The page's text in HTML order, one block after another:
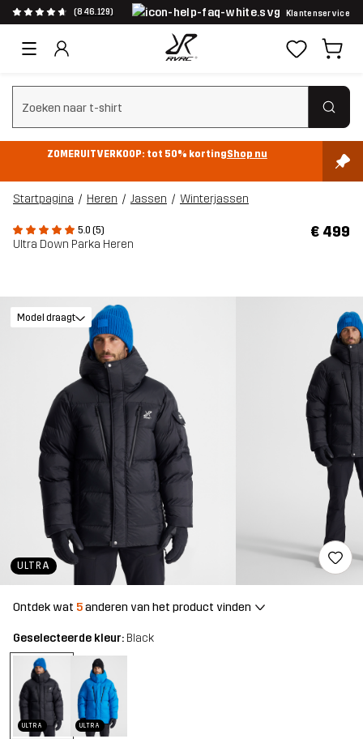
(846.129) Klantenservice
Zoeken wissen
ZOMERUITVERKOOP: tot 50% kortingShop nu
Startpagina Heren Jassen Winterjassen
5.0 (5)
Ultra Down Parka Heren
€ 499
ULTRA
Model draagt
Ontdek wat 5anderen van het product vinden
Geselecteerde kleur: Black
ULTRA ULTRA